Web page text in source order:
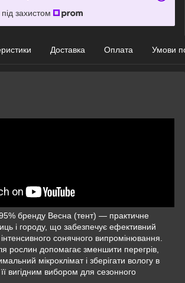
захистом
Доставка Оплата Умови
95% бренду Весна (тент) — практичне
і городу, що забезпечує ефективний
сонячного випромінювання.
рослин допомагає зменшити перегрів,
мікроклімат і зберігати вологу в
вигідним вибором для сезонного